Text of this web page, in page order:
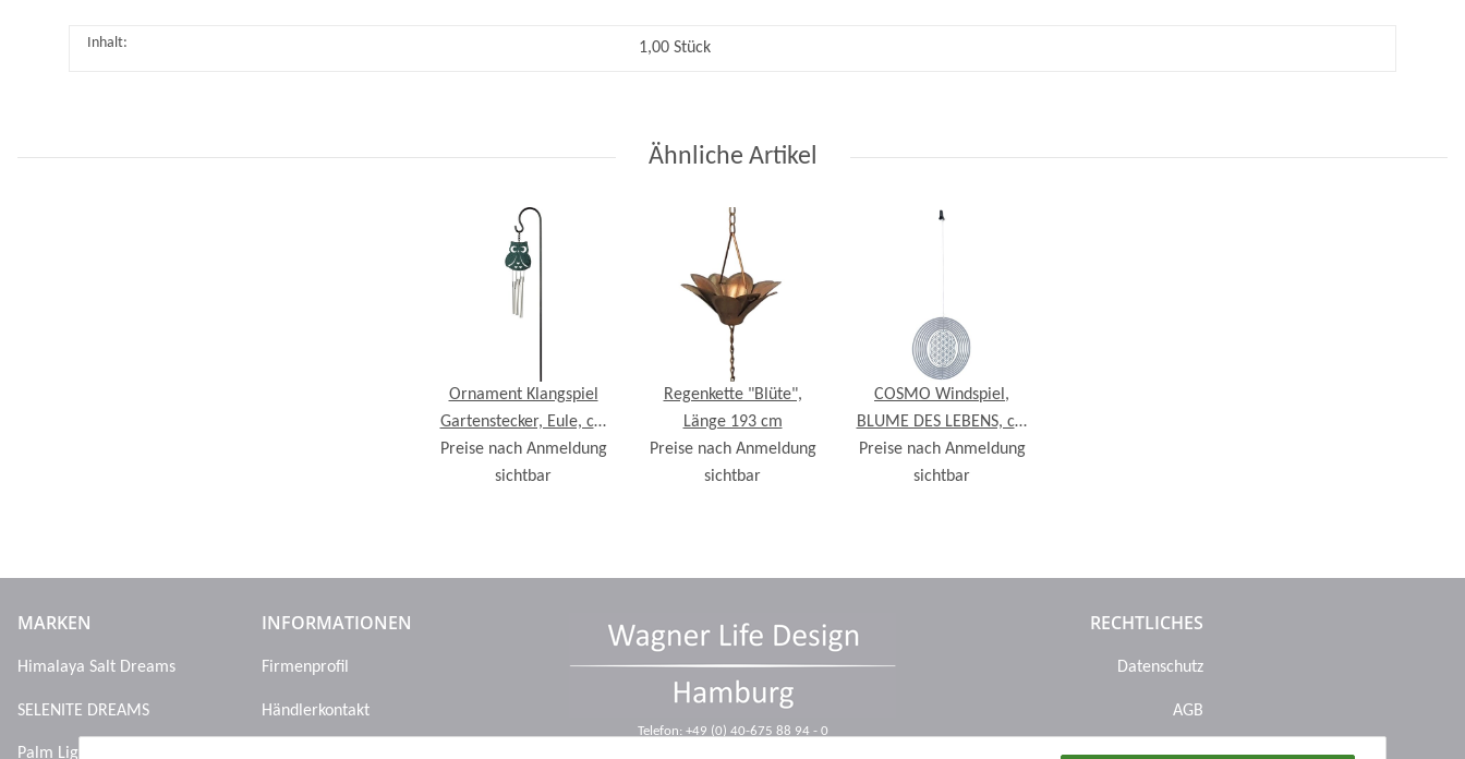
Inhalt: 1,00 Stück
Ähnliche Artikel
Ornament Klangspiel
Gartenstecker, Eule, ca.
45 cm
Preise nach Anmeldung
sichtbar
Regenkette "Blüte",
Länge 193 cm
Preise nach Anmeldung
sichtbar
COSMO Windspiel,
BLUME DES LEBENS, ca.
12 cm
Preise nach Anmeldung
sichtbar
MARKEN
Himalaya Salt Dreams
SELENITE DREAMS
Palm Light
INFORMATIONEN
Firmenprofil
Händlerkontakt
Telefon: +49 (0) 40-675 88 94 - 0
RECHTLICHES
Datenschutz
AGB
Sitemap